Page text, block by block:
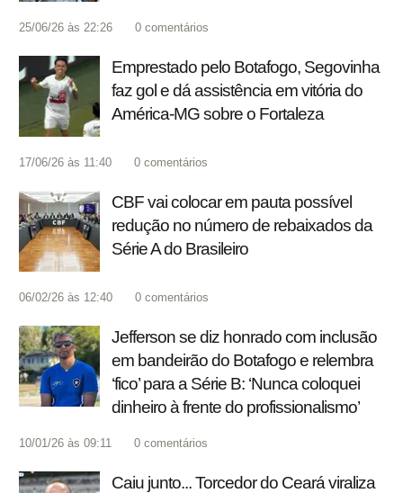
25/06/26 às 22:26 0 comentários
Emprestado pelo Botafogo, Segovinha
faz gol e dá assistência em vitória do
América-MG sobre o Fortaleza
17/06/26 às 11:40 0 comentários
CBF vai colocar em pauta possível
redução no número de rebaixados da
Série A do Brasileiro
06/02/26 às 12:40 0 comentários
Jefferson se diz honrado com inclusão
em bandeirão do Botafogo e relembra
‘fico’ para a Série B: ‘Nunca coloquei
dinheiro à frente do profissionalismo’
10/01/26 às 09:11 0 comentários
Caiu junto... Torcedor do Ceará viraliza